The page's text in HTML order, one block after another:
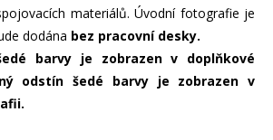
materiálů. Úvodní fotografie je
dodána bez pracovní desky.
barvy je zobrazen v doplňkové
odstín šedé barvy je zobrazen v